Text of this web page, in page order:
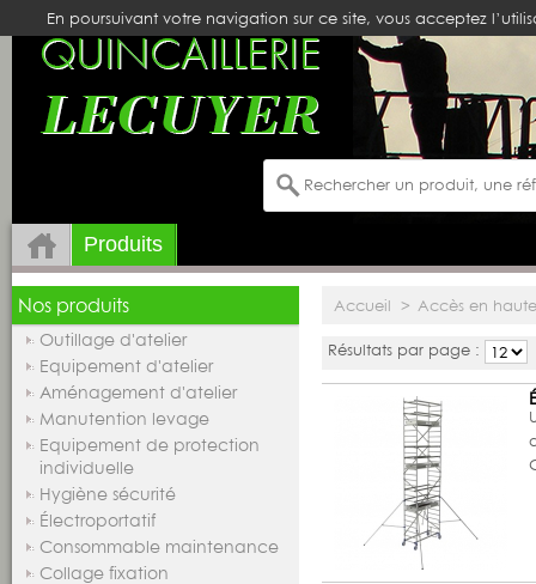
En poursuivant votre navigation sur ce site, vous acceptez
Produits
Accueil > Accès en
Résultats par page :
Nos produits
Outillage d'atelier
Equipement d'atelier
Aménagement d'atelier
Manutention levage
Equipement de protection
individuelle
Hygiène sécurité
Électroportatif
Consommable maintenance
Collage fixation